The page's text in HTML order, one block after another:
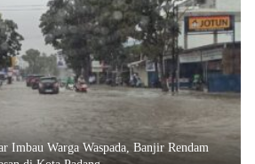
Imbau Warga Waspada, Banjir Rendam